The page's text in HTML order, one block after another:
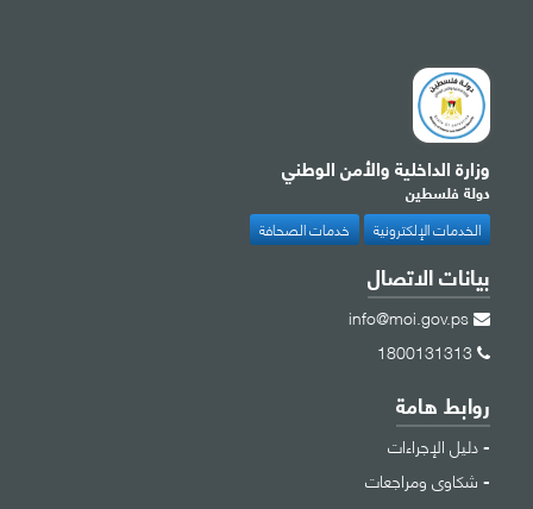
وزارة الداخلية والأمن الوطني
دولة فلسطين
الخدمات الإلكترونية خدمات الصحافة
بيانات الاتصال
info@moi.gov.ps
روابط هامة
دليل الإجراءات
شكاوى ومراجعات